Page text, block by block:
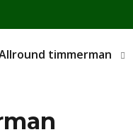
timmerman